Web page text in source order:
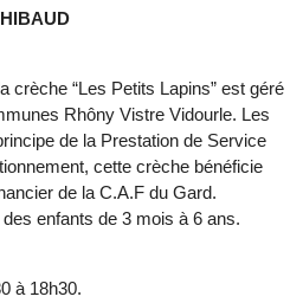
crèche “Les Petits Lapins” est géré
Rhôny Vistre Vidourle. Les
de la Prestation de Service
cette crèche bénéficie
de la C.A.F du Gard.
enfants de 3 mois à 6 ans.
à 18h30.